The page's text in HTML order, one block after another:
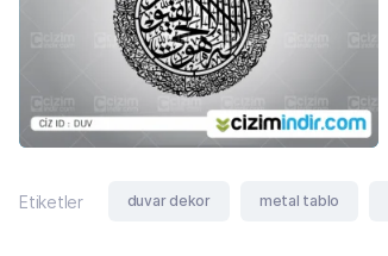
Etiketler duvar dekor metal tablo